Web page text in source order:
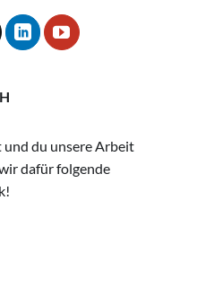
du unsere Arbeit
dafür folgende